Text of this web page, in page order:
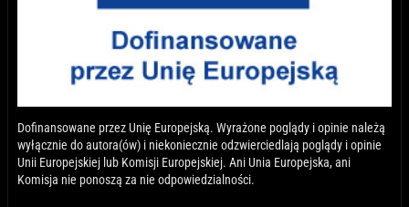
Dofinansowane przez Unię Europejską. Wyrażone poglądy i opinie należą
wyłącznie do autora(ów) i niekoniecznie odzwierciedlają poglądy i opinie
Unii Europejskiej lub Komisji Europejskiej. Ani Unia Europejska, ani
Komisja nie ponoszą za nie odpowiedzialności.